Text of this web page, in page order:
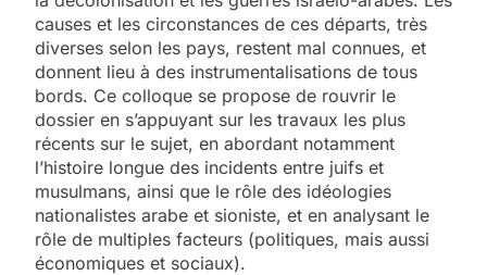
causes et les circonstances de ces départs, très
diverses selon les pays, restent mal connues, et
donnent lieu à des instrumentalisations de tous
bords. Ce colloque se propose de rouvrir le
dossier en s’appuyant sur les travaux les plus
récents sur le sujet, en abordant notamment
l’histoire longue des incidents entre juifs et
musulmans, ainsi que le rôle des idéologies
nationalistes arabe et sioniste, et en analysant le
rôle de multiples facteurs (politiques, mais aussi
économiques et sociaux).